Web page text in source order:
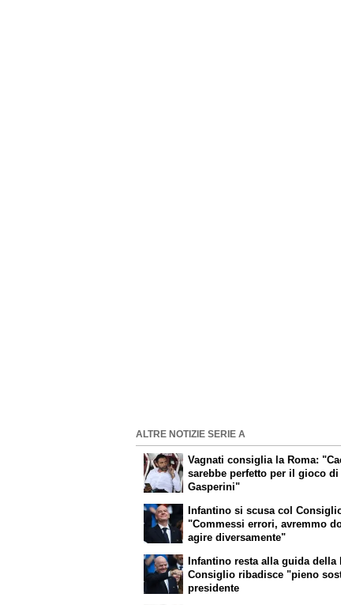
ALTRE NOTIZIE SERIE A
Vagnati consiglia la Roma:
sarebbe perfetto per il gioco di
Gasperini"
Infantino si scusa col
"Commessi errori, avremmo
agire diversamente"
Infantino resta alla guida della
Consiglio ribadisce "pieno
presidente